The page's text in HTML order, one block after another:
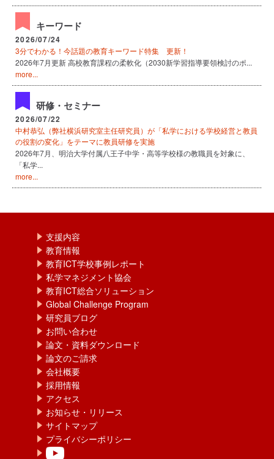
キーワード
2026/07/24
3分でわかる！今話題の教育キーワード特集 更新！
2026年7月更新 高校教育課程の柔軟化（2030新学習指導要領検討のポ...
more...
研修・セミナー
2026/07/22
中村恭弘（弊社横浜研究室主任研究員）が「私学における学校経営と教員
の役割の変化」をテーマに教員研修を実施
2026年7月、明治大学付属八王子中学・高等学校様の教職員を対象に、
「私学...
more...
支援内容
教育情報
教育ICT学校事例レポート
私学マネジメント協会
教育ICT総合ソリューション
Global Challenge Program
研究員ブログ
お問い合わせ
論文・資料ダウンロード
論文のご請求
会社概要
採用情報
アクセス
お知らせ・リリース
サイトマップ
プライバシーポリシー